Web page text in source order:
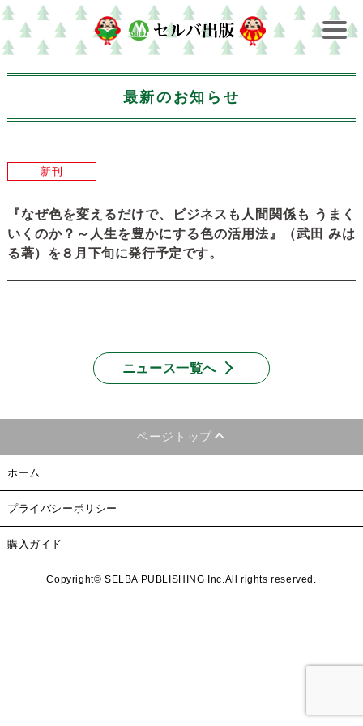
最新のお知らせ
新刊
『なぜ色を変えるだけで、ビジネスも人間関係も うまく
いくのか？～人生を豊かにする色の活用法』（武田 みは
る著）を８月下旬に発行予定です。
ニュース一覧へ
ページトップ
ホーム
プライバシーポリシー
購入ガイド
Copyright© SELBA PUBLISHING Inc.All rights reserved.